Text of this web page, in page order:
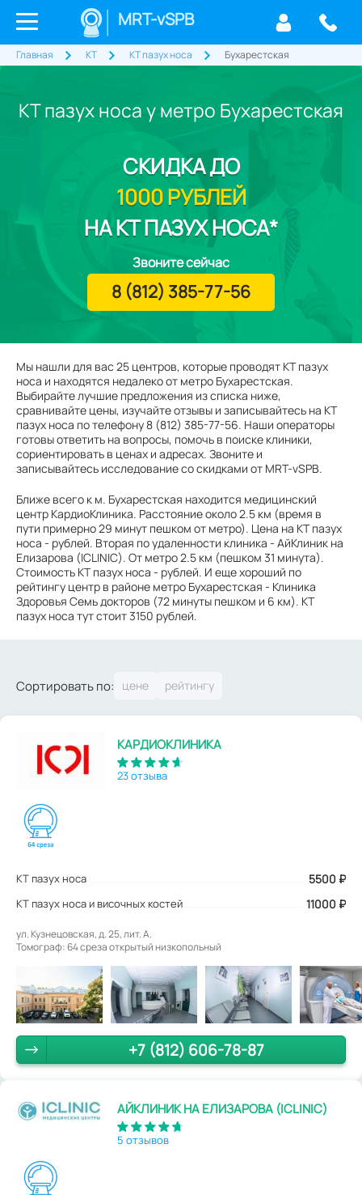
MRT-vSPB
Главная КТ КТ пазух носа Бухарестская
КТ пазух носа у метро Бухарестская
Мы нашли для вас 25 центров, которые проводят КТ пазух
носа и находятся недалеко от метро Бухарестская.
Выбирайте лучшие предложения из списка ниже,
сравнивайте цены, изучайте отзывы и записывайтесь на КТ
пазух носа по телефону 8 (812) 385-77-56. Наши операторы
готовы ответить на вопросы, помочь в поиске клиники,
сориентировать в ценах и адресах. Звоните и
записывайтесь исследование со скидками от MRT-vSPB.
Ближе всего к м. Бухарестская находится медицинский
центр КардиоКлиника. Расстояние около 2.5 км (время в
пути примерно 29 минут пешком от метро). Цена на КТ пазух
носа - рублей. Вторая по удаленности клиника - АйКлиник на
Елизарова (ICLINIC). От метро 2.5 км (пешком 31 минута).
Стоимость КТ пазух носа - рублей. И еще хороший по
рейтингу центр в районе метро Бухарестская - Клиника
Здоровья Семь докторов (72 минуты пешком и 6 км). КТ
пазух носа тут стоит 3150 рублей.
СКИДКАДО
1000 РУБЛЕЙ
НА КТ ПАЗУХ НОСА*
Звоните сейчас
8 (812) 385-77-56
Сортировать по:
КАРДИОКЛИНИКА
23 отзыва
КТ пазух носа 5500 ₽
КТ пазух носа и височных костей 11000 ₽
ул. Кузнецовская, д. 25, лит. А.
Томограф: 64 среза открытый низкопольный
+7 (812) 606-78-87
АЙКЛИНИК НА ЕЛИЗАРОВА (ICLINIC)
5 отзывов